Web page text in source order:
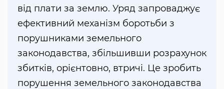
від плати за землю. Уряд запроваджує
ефективний механізм боротьби з
порушниками земельного
законодавства, збільшивши розрахунок
збитків, орієнтовно, втричі. Це зробить
порушення земельного законодавства